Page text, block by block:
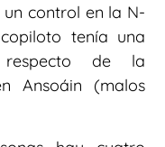
control en la N-
tenía una
respecto de la
Ansoáin (malos